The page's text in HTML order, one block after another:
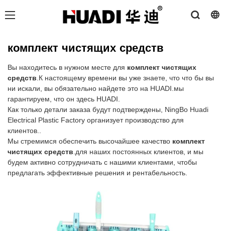
комплект чистящих средств
Вы находитесь в нужном месте для комплект чистящих
средств.К настоящему времени вы уже знаете, что что бы вы
ни искали, вы обязательно найдете это на HUADI.мы
гарантируем, что он здесь HUADI.
Как только детали заказа будут подтверждены, NingBo Huadi
Electrical Plastic Factory организует производство для
клиентов..
Мы стремимся обеспечить высочайшее качество комплект
чистящих средств.для наших постоянных клиентов, и мы
будем активно сотрудничать с нашими клиентами, чтобы
предлагать эффективные решения и рентабельность.